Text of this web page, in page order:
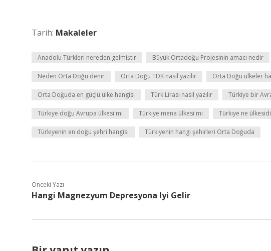
Tarih: Makaleler
Anadolu Türkleri nereden gelmiştir Büyük Ortadoğu Projesinin amacı nedir
Neden Orta Doğu denir Orta Doğu TDK nasıl yazılır Orta Doğu ülkeler
Orta Doğuda en güçlü ülke hangisi Türk Lirası nasıl yazılır Türkiye bir
Türkiye doğu Avrupa ülkesi mi Türkiye mena ülkesi mi Türkiye ne
Türkiyenin en doğu şehri hangisi Türkiyenin hangi şehirleri Orta Doğuda
Önceki Yazı
Hangi Magnezyum Depresyona Iyi Gelir